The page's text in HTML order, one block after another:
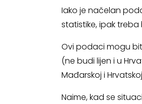
Iako je načelan
statistike, ipak treba
Ovi podaci mogu
(ne budi lijen i u
Mađarskoj i
Naime, kad se